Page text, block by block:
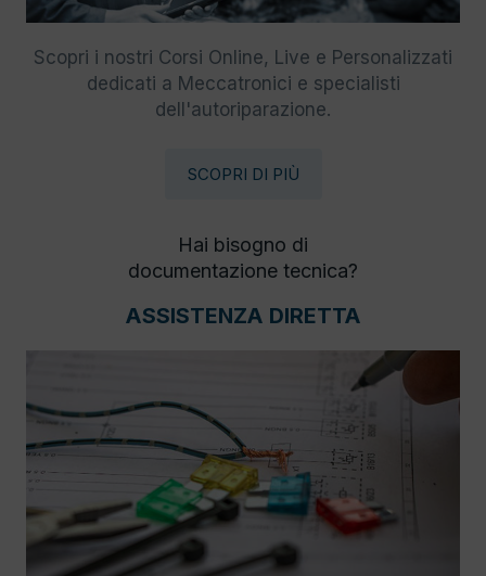
Scopri i nostri Corsi Online, Live e Personalizzati
dedicati a Meccatronici e specialisti
dell'autoriparazione.
SCOPRI DI PIÙ
Hai bisogno di
documentazione tecnica?
ASSISTENZA DIRETTA